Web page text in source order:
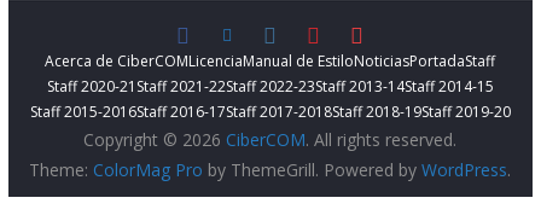
Acerca de CiberCOMLicenciaManual de EstiloNoticiasPortadaStaff
Staff 2020-21 Staff 2021-22Staff 2022-23Staff 2013-14Staff 2014-15
Staff 2015-2016Staff 2016-17Staff 2017-2018Staff 2018-19Staff 2019-20
Copyright © 2026 CiberCOM. All rights reserved.
Theme: ColorMag Pro by ThemeGrill. Powered byWordPress.